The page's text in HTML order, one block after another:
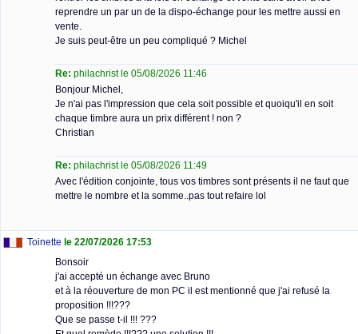
reprendre un par un de la dispo-échange pour les mettre aussi en
vente.
Je suis peut-être un peu compliqué ? Michel
Re: philachrist le 05/08/2026 11:46
Bonjour Michel,
Je n'ai pas l'impression que cela soit possible et quoiqu'il en soit
chaque timbre aura un prix différent ! non ?
Christian
Re: philachrist le 05/08/2026 11:49
Avec l'édition conjointe, tous vos timbres sont présents il ne faut que
mettre le nombre et la somme..pas tout refaire lol
Toinette le 22/07/2026 17:53
Bonsoir
j'ai accepté un échange avec Bruno
et à la réouverture de mon PC il est mentionné que j'ai refusé la
proposition !!!???
Que se passe t-il !!! ???